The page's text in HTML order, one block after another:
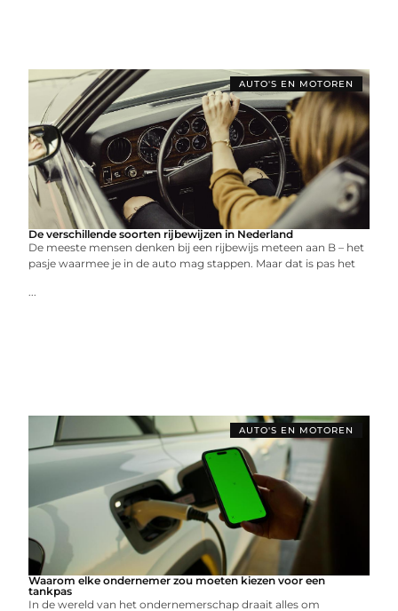
AUTO'S EN MOTOREN
De verschillende soorten rijbewijzen in Nederland
De meeste mensen denken bij een rijbewijs meteen aan B – het
pasje waarmee je in de auto mag stappen. Maar dat is pas het
...
AUTO'S EN MOTOREN
Waarom elke ondernemer zou moeten kiezen voor een
tankpas
In de wereld van het ondernemerschap draait alles om